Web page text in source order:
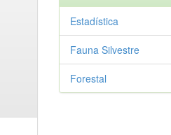
Estadística
Fauna Silvestre
Forestal